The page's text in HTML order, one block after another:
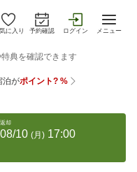
に入り 予約確認 ログイン メニュー
返却
08/10 (月 ) 17:00